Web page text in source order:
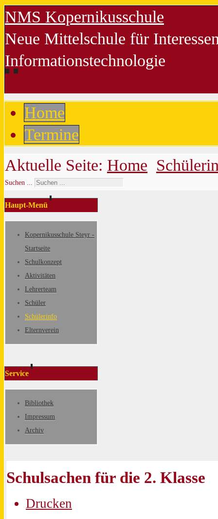
NMS Kopernikusschule
Neue Mittelschule für
Informationstechnologie
Home
Termine
Aktuelle Seite: Home
Suchen ...
Haupt-Menü
Kopernikusschule Steyr -
Startseite
Schulkonzept
Aktivitäten
Lehrerteam
Schüler
Schülerinfo
Elternverein
Service
Bibliothek
Impressum
Archiv
Schulsachen für die 2. Klasse
Drucken